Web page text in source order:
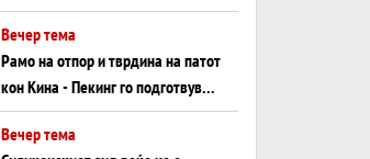
Нападот во Суец најавува
глобален енергетски инфаркт?
Вечер тема
Рамо на отпор и тврдина на патот
кон Кина - Пекинг го подготвува
Иран за американска копнена
инвазија
Вечер тема